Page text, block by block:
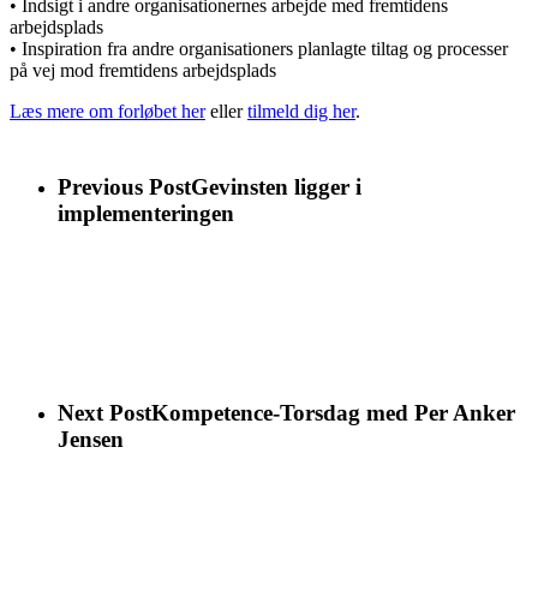
• Indsigt i andre organisationernes arbejde med fremtidens
arbejdsplads
• Inspiration fra andre organisationers planlagte tiltag og processer
på vej mod fremtidens arbejdsplads
Læs mere om forløbet herellertilmeld dig her.
Previous PostGevinsten ligger i
implementeringen
Next PostKompetence-Torsdag med Per Anker
Jensen